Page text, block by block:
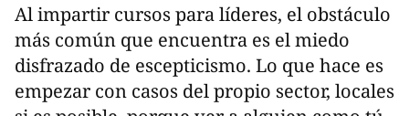
Al impartir cursos para líderes, el obstáculo
más común que encuentra es el miedo
disfrazado de escepticismo. Lo que hace es
empezar con casos del propio sector, locales